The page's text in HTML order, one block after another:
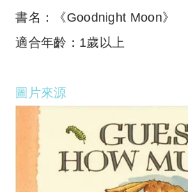
書名：《Goodnight Moon》
適合年齡：1歲以上
圖片來源